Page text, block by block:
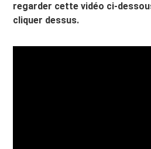
regarder cette vidéo ci-
cliquer dessus.